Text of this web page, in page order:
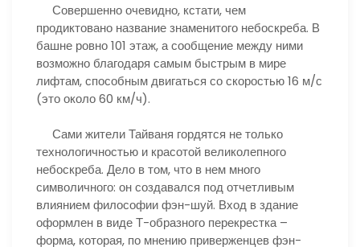
Совершенно очевидно, кстати, чем
продиктовано название знаменитого небоскреба. В
башне ровно 101 этаж, а сообщение между ними
возможно благодаря самым быстрым в мире
лифтам, способным двигаться со скоростью 16 м/с
(это около 60 км/ч).
Сами жители Тайваня гордятся не только
технологичностью и красотой великолепного
небоскреба. Дело в том, что в нем много
символичного: он создавался под отчетливым
влиянием философии фэн-шуй. Вход в здание
оформлен в виде Т-образного перекрестка –
форма, которая, по мнению приверженцев фэн-